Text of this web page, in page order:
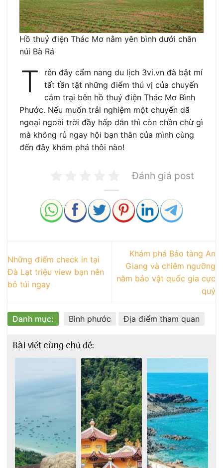
Hồ thuỷ điện Thác Mơ nằm yên bình dưới chân
núi Bà Rá
T
rên đây cẩm nang du lịch 3vi.vn đã bật mí
tất tần tật những điểm thú vị của chuyến
cắm trại bên hồ thuỷ điện Thác Mơ Bình
Phước. Nếu muốn trải nghiệm một chuyến dã
ngoại ngoài trời đầy hấp dẫn thì còn chần chừ gì
mà không rủ ngay hội bạn thân của mình cùng
đến đây khám phá thôi nào!
Đánh giá post
Những điểm check in tại
Đà Lạt triệu view bạn nên
bỏ túi ngay
Khám phá Bảo tàng An
Giang và chiêm ngưỡng
năm bảo vật quốc gia cực
quý
Danh mục: Bình phước Địa điểm tham quan
Bài viết cùng chủ đề: